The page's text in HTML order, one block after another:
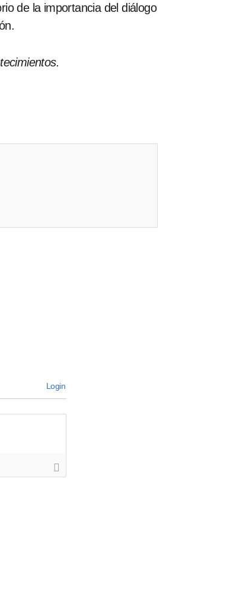
de la importancia del diálogo
Login